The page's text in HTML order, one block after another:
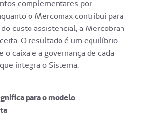
complementares por
o Mercomax contribui para
custo assistencial, a Mercobran
O resultado é um equilíbrio
o caixa e a governança de cada
integra o Sistema.
para o modelo